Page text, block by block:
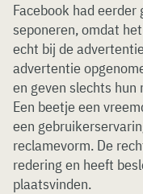
Facebook had
seponeren, omdat
echt bij de
advertentie
en geven slechts
Een beetje een
een
reclamevorm. De
redering en heeft
plaatsvinden.